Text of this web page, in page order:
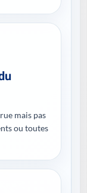
mais pas
ou toutes